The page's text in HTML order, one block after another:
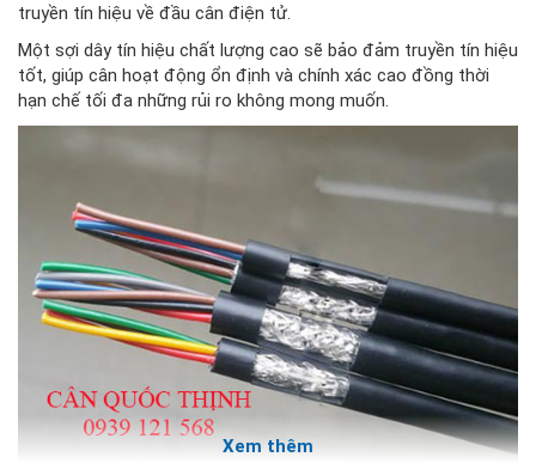
truyền tín hiệu về đầu cân điện tử.
Một sợi dây tín hiệu chất lượng cao sẽ bảo đảm truyền tín hiệu
tốt, giúp cân hoạt động ổn định và chính xác cao đồng thời
hạn chế tối đa những rủi ro không mong muốn.
Xem thêm